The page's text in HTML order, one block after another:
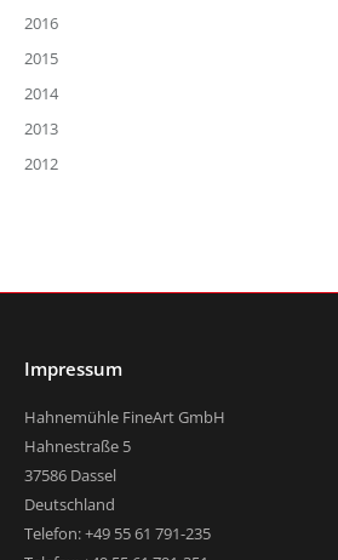
2016
2015
2014
2013
2012
Impressum
Hahnemühle FineArt GmbH
Hahnestraße 5
37586 Dassel
Deutschland
Telefon: +49 55 61 791-235